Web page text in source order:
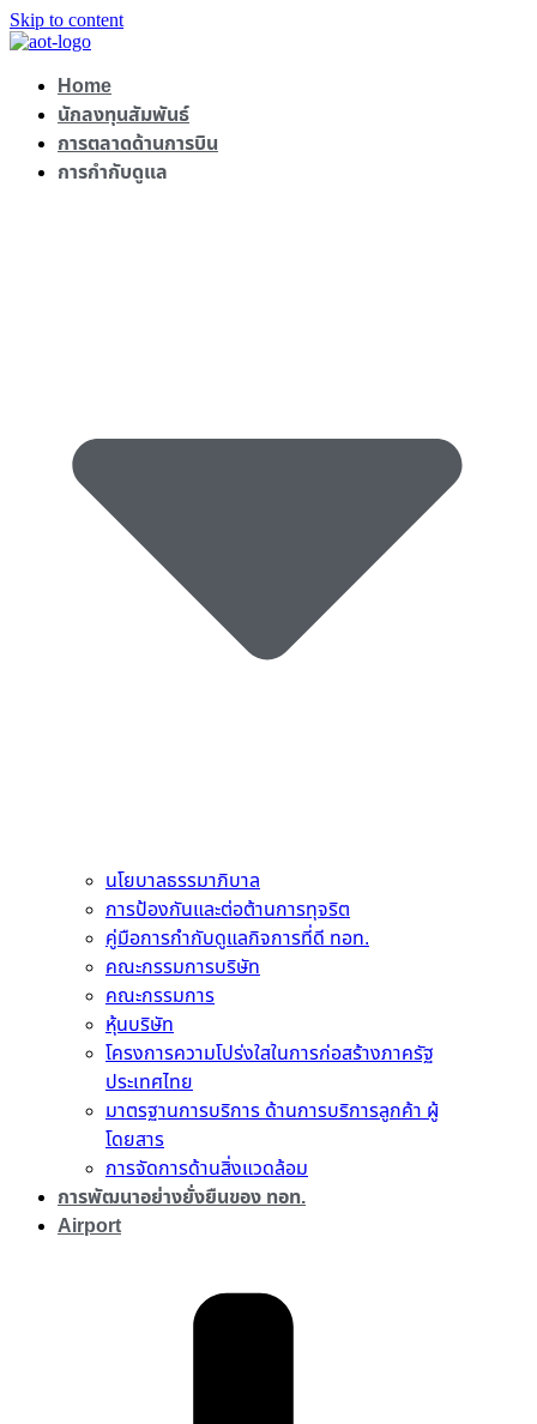
Skip to content
Home
นักลงทุนสัมพันธ์
การตลาดด้านการบิน
การกำกับดูแล
นโยบาลธรรมาภิบาล
การป้องกันและต่อต้านการทุจริต
คู่มือการกำกับดูแลกิจการที่ดี ทอท.
คณะกรรมการบริษัท
คณะกรรมการ
หุ้นบริษัท
โครงการความโปร่งใสในการก่อสร้างภาครัฐ
ประเทศไทย
มาตรฐานการบริการ ด้านการบริการลูกค้า ผู้
โดยสาร
การจัดการด้านสิ่งแวดล้อม
การพัฒนาอย่างยั่งยืนของ ทอท.
Airport